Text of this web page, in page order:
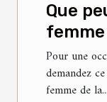
Que
plaisir
Pour une
demandez
femme de la...